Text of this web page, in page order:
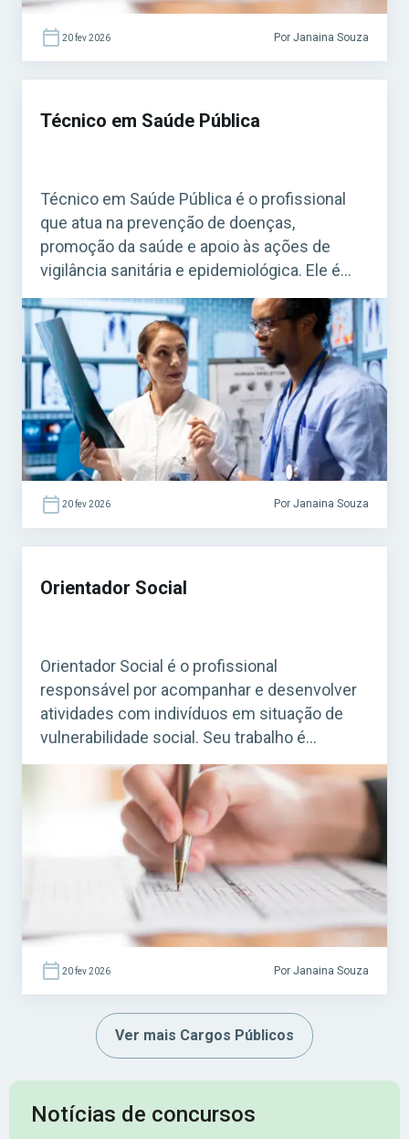
20 fev 2026 Por Janaina Souza
Técnico em Saúde Pública
Técnico em Saúde Pública é o profissional
que atua na prevenção de doenças,
promoção da saúde e apoio às ações de
vigilância sanitária e epidemiológica. Ele é
fundamental para o funcionamento do
Sistema Único de Saúde (SUS). Acesse agora
o Curso Grátis INSS 2026! O cargo é bastante
procurado em concursos federais, estaduais
e municipais, […]
20 fev 2026 Por Janaina Souza
Orientador Social
Orientador Social é o profissional
responsável por acompanhar e desenvolver
atividades com indivíduos em situação de
vulnerabilidade social. Seu trabalho é
essencial em programas de assistência
social mantidos por prefeituras e governos,
especialmente em Centros de Referência de
Assistência Social (CRAS) e em projetos
ligados ao SUAS (Sistema Único de
Assistência Social). Acesse agora o […]
20 fev 2026 Por Janaina Souza
Ver mais Cargos Públicos
Notícias de concursos